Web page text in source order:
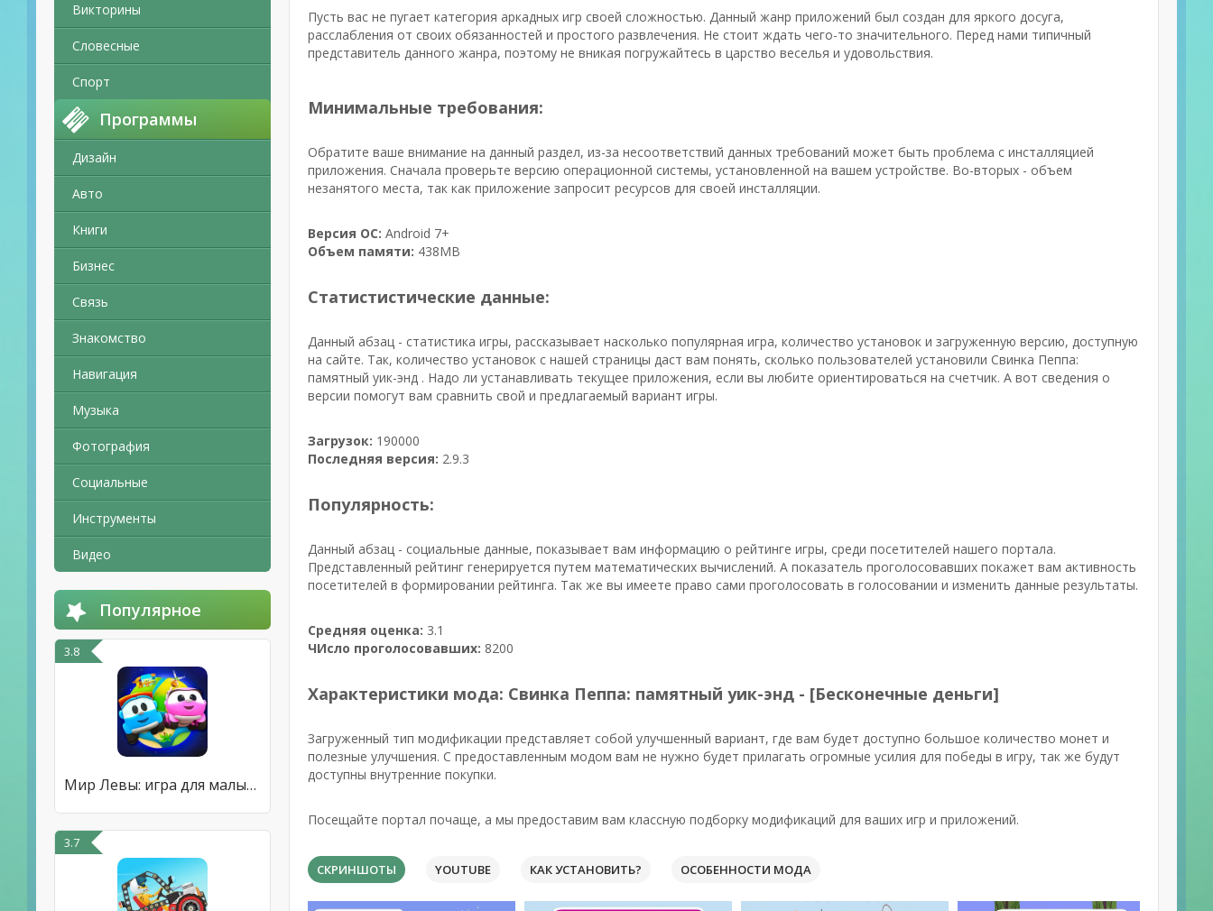
Викторины
Словесные
Спорт
Программы
Дизайн
Авто
Книги
Бизнес
Связь
Знакомство
Навигация
Музыка
Фотография
Социальные
Инструменты
Видео
Популярное
3.8
Мир Левы: игра для малышей
3.7
Пусть вас не пугает категория аркадных игр своей сложностью. Данный жанр приложений был создан для яркого досуга,
расслабления от своих обязанностей и простого развлечения. Не стоит ждать чего-то значительного. Перед нами типичный
представитель данного жанра, поэтому не вникая погружайтесь в царство веселья и удовольствия.
Минимальные требования:
Обратите ваше внимание на данный раздел, из-за несоответствий данных требований может быть проблема с инсталляцией
приложения. Сначала проверьте версию операционной системы, установленной на вашем устройстве. Во-вторых - объем
незанятого места, так как приложение запросит ресурсов для своей инсталляции.
Версия ОС: Android 7+
Объем памяти: 438MB
Статистистические данные:
Данный абзац - статистика игры, рассказывает насколько популярная игра, количество установок и загруженную версию, доступную
на сайте. Так, количество установок с нашей страницы даст вам понять, сколько пользователей установили Свинка Пеппа:
памятный уик-энд . Надо ли устанавливать текущее приложения, если вы любите ориентироваться на счетчик. А вот сведения о
версии помогут вам сравнить свой и предлагаемый вариант игры.
Загрузок: 190000
Последняя версия: 2.9.3
Популярность:
Данный абзац - социальные данные, показывает вам информацию о рейтинге игры, среди посетителей нашего портала.
Представленный рейтинг генерируется путем математических вычислений. А показатель проголосовавших покажет вам активность
посетителей в формировании рейтинга. Так же вы имеете право сами проголосовать в голосовании и изменить данные результаты.
Средняя оценка: 3.1
ЧИсло проголосовавших: 8200
Характеристики мода: Свинка Пеппа: памятный уик-энд - [Бесконечные деньги]
Загруженный тип модификации представляет собой улучшенный вариант, где вам будет доступно большое количество монет и
полезные улучшения. С предоставленным модом вам не нужно будет прилагать огромные усилия для победы в игру, так же будут
доступны внутренние покупки.
Посещайте портал почаще, а мы предоставим вам классную подборку модификаций для ваших игр и приложений.
СКРИНШОТЫ YOUTUBE КАК УСТАНОВИТЬ? ОСОБЕННОСТИ МОДА